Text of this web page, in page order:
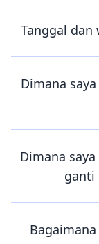
Tanggal dan
Dimana
Dimana
ganti